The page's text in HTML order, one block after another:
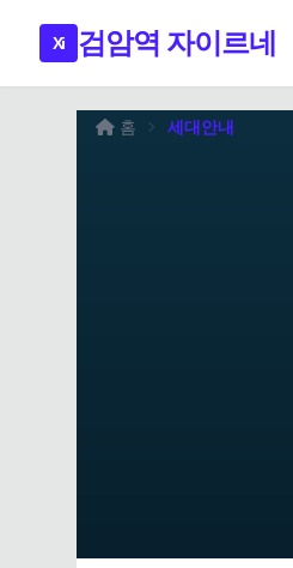
Xi 검암역 자이르네
홈 세대안내